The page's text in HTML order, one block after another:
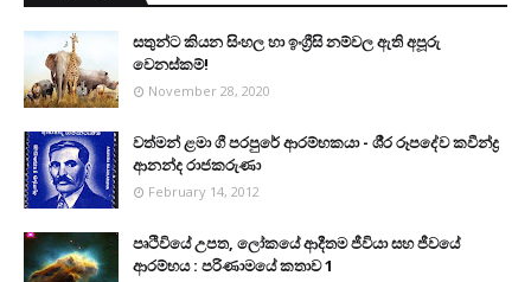
සතුන්ට කියන සිංහල හා ඉංග්‍රීසි නම්වල ඇති අපූරු
වෙනස්කම්!
November 28, 2020
වත්මන් ළමා ගී පරපුරේ ආරම්භකයා - ශී‍්‍ර රූපදේව කවීන්ද්‍ර
ආනන්ද රාජකරුණා
February 14, 2012
පෘථිවියේ උපත, ලෝකයේ ආදීතම ජීවියා සහ ජීවයේ
ආරම්භය : පරිණාමයේ කතාව 1